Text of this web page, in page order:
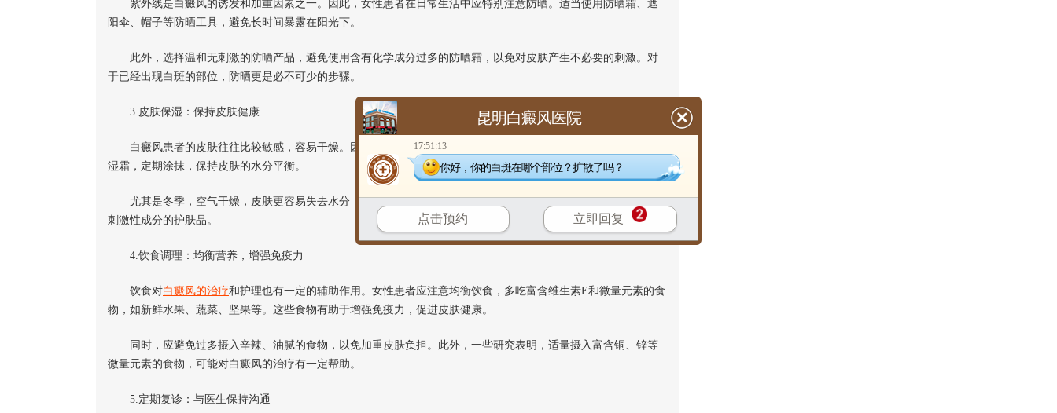
紫外线是白癜风的诱发和加重因素之一。因此，女性患者在日常生活中应特别注意防晒。适当使用防晒霜、遮
阳伞、帽子等防晒工具，避免长时间暴露在阳光下。
此外，选择温和无刺激的防晒产品，避免使用含有化学成分过多的防晒霜，以免对皮肤产生不必要的刺激。对
于已经出现白斑的部位，防晒更是必不可少的步骤。
3.皮肤保湿：保持皮肤健康
白癜风患者的皮肤往往比较敏感，容易干燥。因此，女性患者应注重皮肤的保湿护理。选择温和、无刺激的保
湿霜，定期涂抹，保持皮肤的水分平衡。
尤其是冬季，空气干燥，皮肤更容易失去水分，建议使用富含天然成分的保湿产品，避免使用含有酒精或其他
刺激性成分的护肤品。
4.饮食调理：均衡营养，增强免疫力
饮食对白癜风的治疗和护理也有一定的辅助作用。女性患者应注意均衡饮食，多吃富含维生素E和微量元素的食
物，如新鲜水果、蔬菜、坚果等。这些食物有助于增强免疫力，促进皮肤健康。
同时，应避免过多摄入辛辣、油腻的食物，以免加重皮肤负担。此外，一些研究表明，适量摄入富含铜、锌等
微量元素的食物，可能对白癜风的治疗有一定帮助。
5.定期复诊：与医生保持沟通
昆明白癜风医院
17:51:13
你好，你的白斑在哪个部位？扩散了吗？
点击预约 立即回复